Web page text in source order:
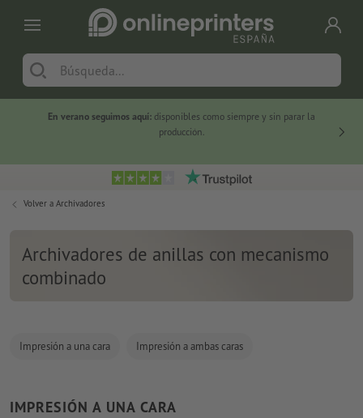
En verano seguimos aquí: disponibles como siempre y sin parar la
producción.
Volver a Archivadores
Archivadores de anillas con mecanismo
combinado
Impresión a una cara Impresión a ambas caras
IMPRESIÓN A UNA CARA